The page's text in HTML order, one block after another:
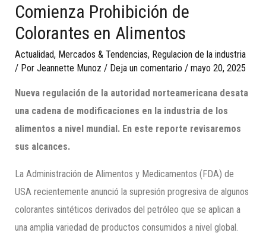
Comienza Prohibición de
Colorantes en Alimentos
Actualidad, Mercados & Tendencias, Regulacion de la industria
/ PorJeannette Munoz / Deja un comentario /mayo 20, 2025
Nueva regulación de la autoridad norteamericana desata
una cadena de modificaciones en la industria de los
alimentos a nivel mundial. En este reporte revisaremos
sus alcances.
La Administración de Alimentos y Medicamentos (FDA) de
USA recientemente anunció la supresión progresiva de algunos
colorantes sintéticos derivados del petróleo que se aplican a
una amplia variedad de productos consumidos a nivel global.